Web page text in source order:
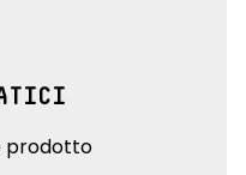
prodotto